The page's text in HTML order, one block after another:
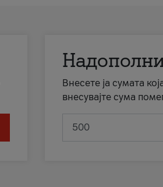
Внесете ја сумата
внесувајте сума